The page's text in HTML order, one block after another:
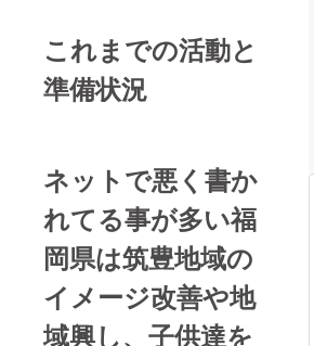
これまでの活動と
準備状況
ネットで悪く書か
れてる事が多い福
岡県は筑豊地域の
イメージ改善や地
域興し、子供達を